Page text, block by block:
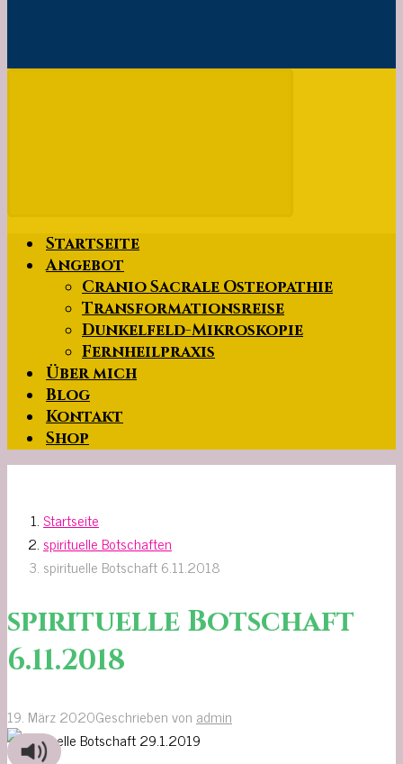
Startseite
Angebot
Cranio Sacrale Osteopathie
Transformationsreise
Dunkelfeld-Mikroskopie
Fernheilpraxis
Über mich
Blog
Kontakt
Shop
Startseite
spirituelle Botschaften
spirituelle Botschaft 6.11.2018
spirituelle Botschaft
6.11.2018
19. März 2020Geschrieben von admin